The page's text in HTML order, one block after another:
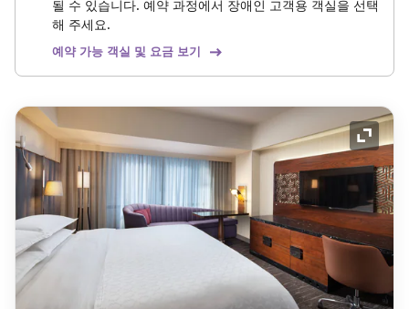
될 수 있습니다. 예약 과정에서 장애인 고객용 객실을 선택
해 주세요.
예약 가능 객실 및 요금 보기
확장